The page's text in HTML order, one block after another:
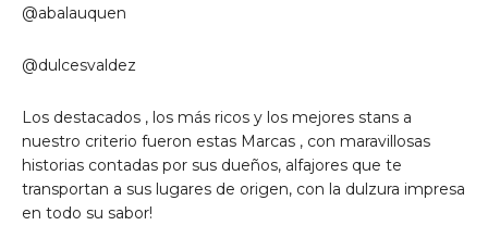
@abalauquen
@dulcesvaldez
Los destacados , los más ricos y los mejores stans a
nuestro criterio fueron estas Marcas , con maravillosas
historias contadas por sus dueños, alfajores que te
transportan a sus lugares de origen, con la dulzura impresa
en todo su sabor!